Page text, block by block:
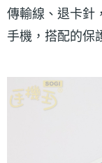
傳輸線、退卡針
手機，搭配的保